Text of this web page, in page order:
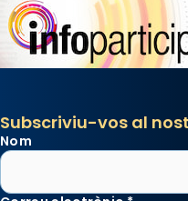
Subscriviu-vos al
Nom